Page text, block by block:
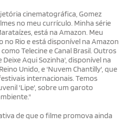
cinematográfica, Gomez
no meu currículo. Minha série
está na Amazon. Meu
Rio e está disponível na Amazon
Telecine e Canal Brasil. Outros
Aqui Sozinha', disponível na
Unido, e 'Nuvem Chantilly', que
internacionais. Temos
'Lipe', sobre um garoto
de que o filme promova ainda